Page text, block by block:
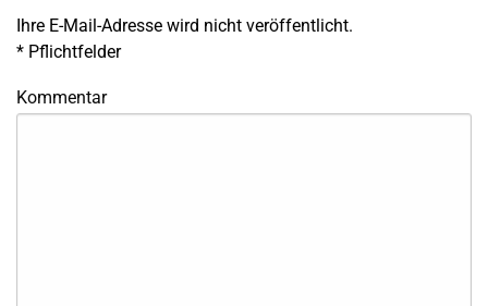
Ihre E-Mail-Adresse wird nicht veröffentlicht.
* Pflichtfelder
Kommentar